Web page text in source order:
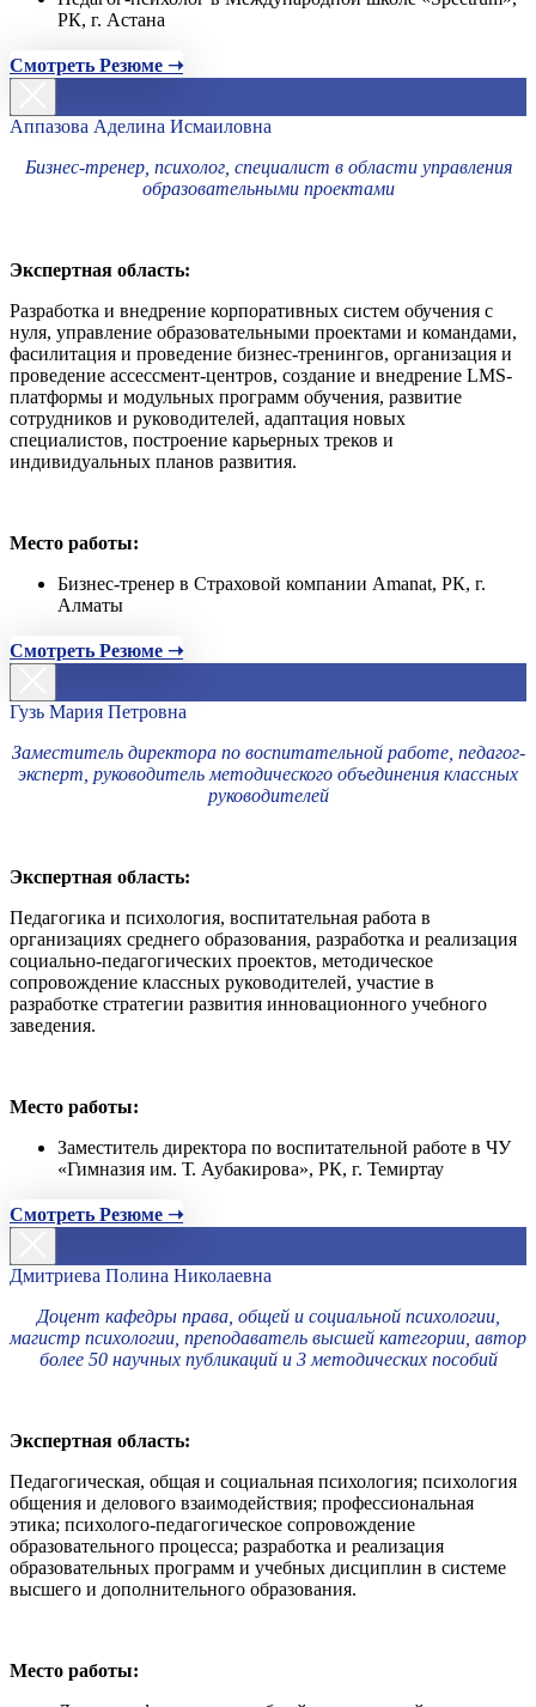
РК, г. Астана
Смотреть Резюме ➝
Аппазова Аделина Исмаиловна
Бизнес-тренер, психолог, специалист в области управления
образовательными проектами
Экспертная область:
Разработка и внедрение корпоративных систем обучения с
нуля, управление образовательными проектами и командами,
фасилитация и проведение бизнес-тренингов, организация и
проведение ассессмент-центров, создание и внедрение LMS-
платформы и модульных программ обучения, развитие
сотрудников и руководителей, адаптация новых
специалистов, построение карьерных треков и
индивидуальных планов развития.
Место работы:
Бизнес-тренер в Страховой компании Amanat, РК, г.
Алматы
Смотреть Резюме ➝
Гузь Мария Петровна
Заместитель директора по воспитательной работе, педагог-
эксперт, руководитель методического объединения классных
руководителей
Экспертная область:
Педагогика и психология, воспитательная работа в
организациях среднего образования, разработка и реализация
социально-педагогических проектов, методическое
сопровождение классных руководителей, участие в
разработке стратегии развития инновационного учебного
заведения.
Место работы:
Заместитель директора по воспитательной работе в ЧУ
«Гимназия им. Т. Аубакирова», РК, г. Темиртау
Смотреть Резюме ➝
Дмитриева Полина Николаевна
Доцент кафедры права, общей и социальной психологии,
магистр психологии, преподаватель высшей категории, автор
более 50 научных публикаций и 3 методических пособий
Экспертная область:
Педагогическая, общая и социальная психология; психология
общения и делового взаимодействия; профессиональная
этика; психолого-педагогическое сопровождение
образовательного процесса; разработка и реализация
образовательных программ и учебных дисциплин в системе
высшего и дополнительного образования.
Место работы: